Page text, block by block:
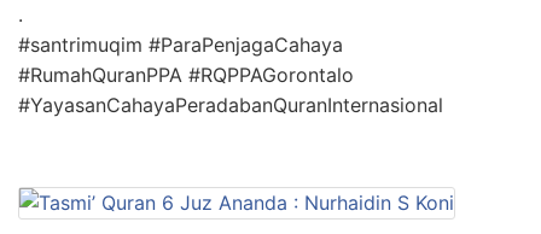
.
#santrimuqim #ParaPenjagaCahaya
#RumahQuranPPA #RQPPAGorontalo
#YayasanCahayaPeradabanQuranInternasional